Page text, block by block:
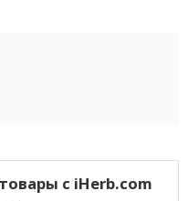
с iHerb.com